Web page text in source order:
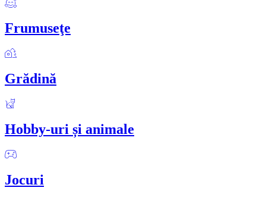
Frumuseţe
Grădină
Hobby-uri și animale
Jocuri